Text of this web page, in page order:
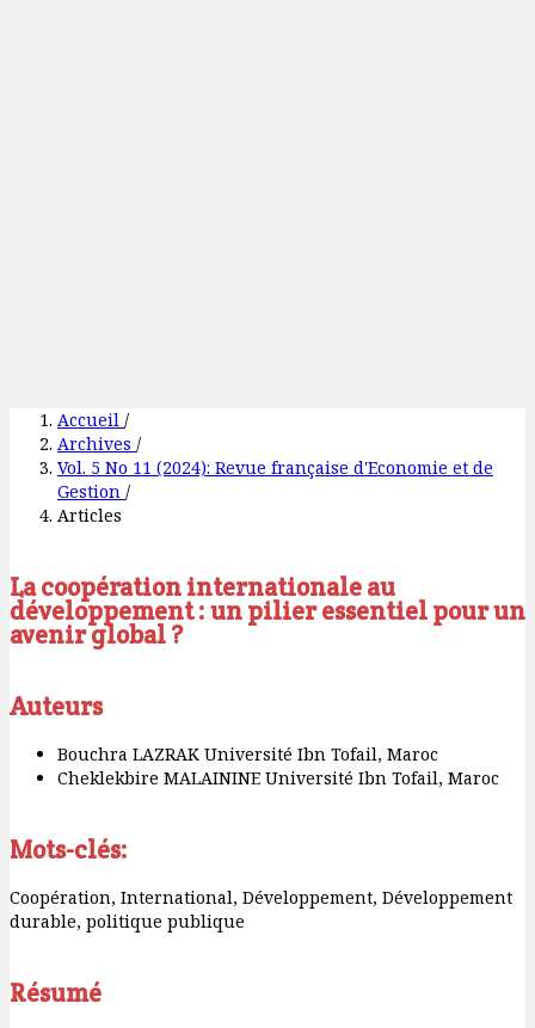
Accueil /
Archives /
Vol. 5 No 11 (2024): Revue française d'Economie et de
Gestion /
Articles
La coopération internationale au
développement : un pilier essentiel pour un
avenir global ?
Auteurs
Bouchra LAZRAK Université Ibn Tofail, Maroc
Cheklekbire MALAININE Université Ibn Tofail, Maroc
Mots-clés:
Coopération, International, Développement, Développement
durable, politique publique
Résumé